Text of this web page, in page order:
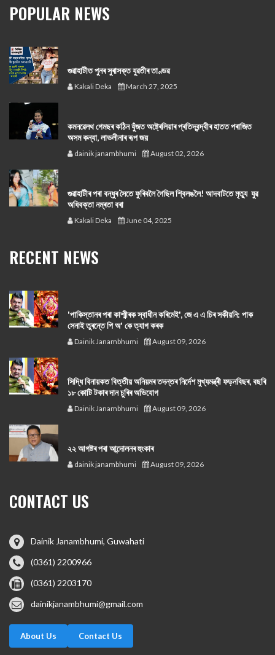
POPULAR NEWS
গুৱাহাটীত পুনৰ সুৰাসক্ত যুৱতীৰ তাণ্ডৱ
Kakali Deka March 27, 2025
কমনৱেলথ গেমছৰ কঠিন যুঁজত অষ্ট্ৰেলিয়াৰ প্ৰতিদ্বন্দ্বীৰ হাতত পৰাজিত
অসম কন্যা, লাভলীনাৰ ৰূপ জয়
dainik janambhumi August 02, 2026
গুৱাহাটীৰ পৰা বন্ধুৰ সৈতে ফুৰিবলৈ গৈছিল শ্বিলঙলৈ! আদবাটতে মৃত্যু যুৱ
অধিবক্তা নম্ৰতা বৰা
Kakali Deka June 04, 2025
RECENT NEWS
'পাকিস্তানৰ পৰা কাশ্মীৰক স্বাধীন কৰিমেই', জে এ এ চিৰ সকীয়নি: পাক
সেনাই তুৰন্তে পি অ' কে ত্যাগ কৰক
Dainik Janambhumi August 09, 2026
সিদ্ধি বিনায়কত বিত্তীয় অনিয়মৰ তদন্তৰ নিৰ্দেশ মুখ্যমন্ত্ৰী ফড়নবিছৰ, বছৰি
১৮ কোটি টকাৰ দান চুৰিৰ অভিযোগ
Dainik Janambhumi August 09, 2026
২২ আগষ্টৰ পৰা আন্দোলনৰ হুংকাৰ
dainik janambhumi August 09, 2026
CONTACT US
Dainik Janambhumi, Guwahati
(0361) 2200966
(0361) 2203170
dainikjanambhumi@gmail.com
About Us Contact Us